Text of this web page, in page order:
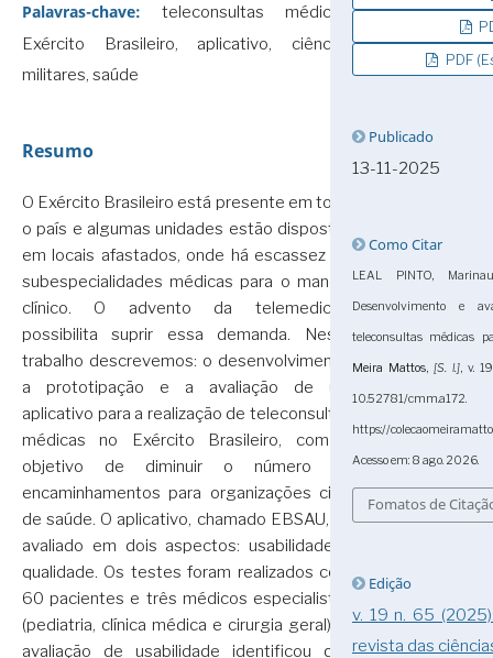
Palavras-chave:teleconsultas médicas,
Exército Brasileiro, aplicativo, ciências
militares, saúde
Resumo
O Exército Brasileiro está presente em todo
o país e algumas unidades estão dispostas
em locais afastados, onde há escassez de
subespecialidades médicas para o manejo
clínico. O advento da telemedicina
possibilita suprir essa demanda. Neste
trabalho descrevemos: o desenvolvimento,
a prototipação e a avaliação de um
aplicativo para a realização de teleconsultas
médicas no Exército Brasileiro, com o
objetivo de diminuir o número de
encaminhamentos para organizações civis
de saúde. O aplicativo, chamado EBSAU, foi
avaliado em dois aspectos: usabilidade e
qualidade. Os testes foram realizados com
60 pacientes e três médicos especialistas
(pediatria, clínica médica e cirurgia geral). A
avaliação de usabilidade identificou que
PDF
Publicado
13-11-2025
Como Citar
LEAL PINTO,
Desenvolvimento e
teleconsultas médicas
Meira Mattos,[S. l.], v.
10.52781/
https://
Acesso em: 8 ago. 2026.
Fomatos de
Edição
v. 19 n. 65
revista das